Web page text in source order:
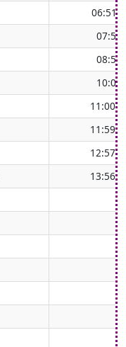
06:51↑
07:57
08:59
10:00
11:00↑
11:59↑
12:57↑
13:56↑